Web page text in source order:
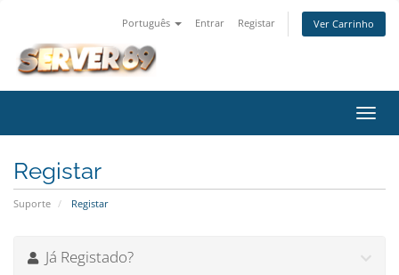
Português Entrar Registar Ver Carrinho
Registar
Suporte Registar
Já Registado?